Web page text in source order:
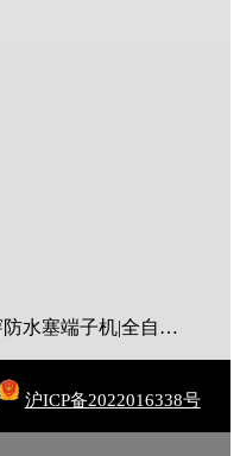
全自动穿胶壳端子机|全自动穿防水塞端子机|全自动穿热缩管端子机|全自动穿护套端子机|全自动穿号码管端子机|全自动端子机|全自动穿防水栓端子机|端子压着机|端子压接机|静音端子机|多芯线端子机|护套线端子机|全自动排线端子机|新能源大平方压接机|电脑剥线机|自动剥线机|裁线机|剥线机
沪ICP备2022016338号